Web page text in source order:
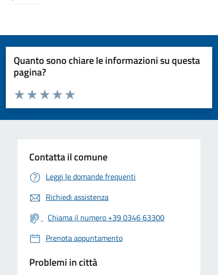
Quanto sono chiare le informazioni su questa
pagina?
Valuta da 1 a 5 stelle la pagina
Valuta 5 stelle su 5
Valuta 4 stelle su 5
Valuta 3 stelle su 5
Valuta 2 stelle su 5
Valuta 1 stelle su 5
Contatta il comune
Leggi le domande frequenti
Richiedi assistenza
Chiama il numero +39 0346 63300
Prenota appuntamento
Problemi in città